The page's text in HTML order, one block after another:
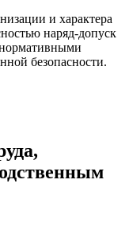
и характера
наряд-допуск
безопасности.